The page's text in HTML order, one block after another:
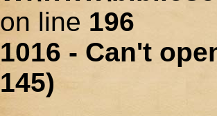
on line 196
1016 - Can't
145)